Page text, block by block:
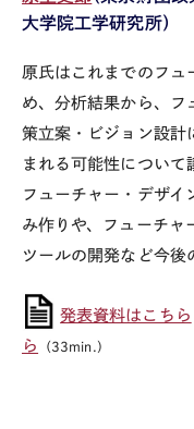
大学院工学研究所）
原氏はこれまでのフュ
め、分析結果から、フ
策立案・ビジョン設計
まれる可能性について
フューチャー・デザイ
み作りや、フューチャ
ツールの開発など今後
発表資料はこちら
ら
（33min.）